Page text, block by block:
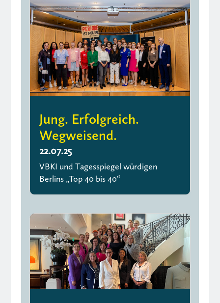
Jung. Erfolgreich.
Wegweisend.
22.07.25
VBKI und Tagesspiegel würdigen
Berlins „Top 40 bis 40“